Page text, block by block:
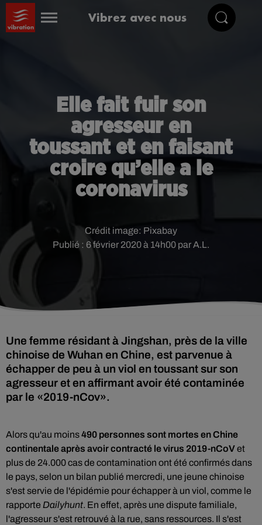
Vibrez avec nous
Elle fait fuir son
agresseur en
toussant et en faisant
croire qu’elle a le
coronavirus
Publié : 6 février 2020 à 14h00 par A.L.
Crédit image: Pixabay
Une femme résidant à Jingshan, près de la ville
chinoise de Wuhan en Chine, est parvenue à
échapper de peu à un viol en toussant sur son
agresseur et en affirmant avoir été contaminée
par le «2019-nCov».
Alors qu'au moins490 personnes sont mortes en Chine
continentale après avoir contracté le virus 2019-nCoVet
plus de 24.000 cas de contamination ont été confirmés dans
le pays, selon un bilan publié mercredi, une jeune chinoise
s'est servie de l'épidémie pour échapper à un viol, comme le
rapporte Dailyhunt. En effet, après une dispute familiale,
l'agresseur s'est retrouvé à la rue, sans ressources. Il s'est